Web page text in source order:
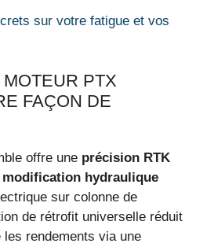
sur votre fatigue et vos
PTX
FAÇON DE
offre une précision RTK
hydraulique
sur colonne de
de rétrofit universelle réduit
rendements via une